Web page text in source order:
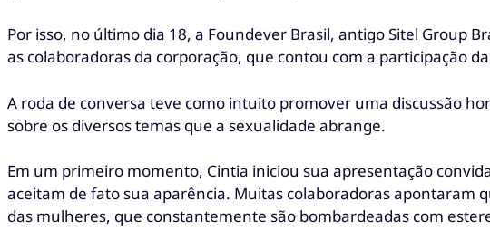
Por isso, no último dia 18, a Foundever Brasil, antigo Sitel Group
as colaboradoras da corporação, que contou com a participação
A roda de conversa teve como intuito promover uma discussão
sobre os diversos temas que a sexualidade abrange.
Em um primeiro momento, Cintia iniciou sua apresentação
aceitam de fato sua aparência. Muitas colaboradoras apontaram
das mulheres, que constantemente são bombardeadas com